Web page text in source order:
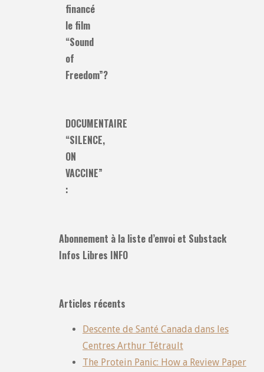
financé
le film
“Sound
of
Freedom”?
DOCUMENTAIRE
“SILENCE,
ON
VACCINE”
:
Abonnement à la liste d’envoi et Substack
Infos Libres INFO
Articles récents
Descente de Santé Canada dans les
Centres Arthur Tétrault
The Protein Panic: How a Review Paper